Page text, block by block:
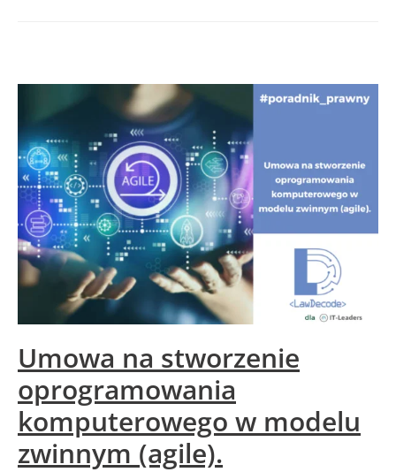
Umowa na stworzenie
oprogramowania
komputerowego w modelu
zwinnym (agile).